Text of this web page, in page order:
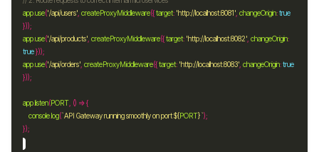
appuse('/api/users' createProxyMiddleware({ target: 'http://localhost:8081' changeOrigin:true
appuse('/api/products' createProxyMiddleware({ target: 'http://localhost:8082' changeOrigin:
true
appuse('/api/orders' createProxyMiddleware({ target: 'http://localhost:8083' changeOrigin:true
applisten(PORT
consolelog(`API Gateway running smoothly on port ${PORT}`